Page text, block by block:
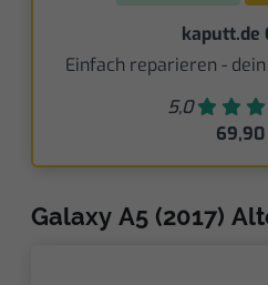
kaputt.de
Einfach reparieren -
5,0
Galaxy A5 (2017)